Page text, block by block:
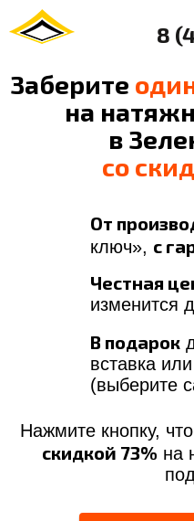
8
Заберите
на
в
со
От
ключ», с
Честная
изменится
В подарок
вставка
(выберите
Нажмите кнопку,
скидкой 73% на